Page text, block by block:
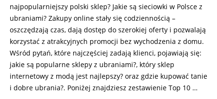
najpopularniejszy polski sklep? Jakie są sieciowki w Polsce z
ubraniami? Zakupy online stały się codziennością –
oszczędzają czas, dają dostęp do szerokiej oferty i pozwalają
korzystać z atrakcyjnych promocji bez wychodzenia z domu.
Wśród pytań, które najczęściej zadają klienci, pojawiają się:
jakie są popularne sklepy z ubraniami?, który sklep
internetowy z modą jest najlepszy? oraz gdzie kupować tanie
i dobre ubrania?. Poniżej znajdziesz zestawienie Top 10 …